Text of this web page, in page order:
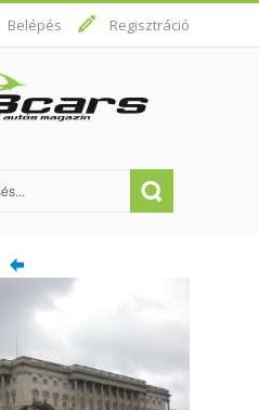
Belépés Regisztráció